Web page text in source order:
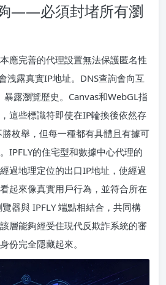
——必須封堵所有瀏
應完善的代理設置無法保護匿名性
洩露真實IP地址。DNS查詢會向互
露瀏覽歷史。Canvas和WebGL指
這些標識符即使在IP輪換後依然存
枚舉，但每一種都有具體且有據可
IPFLY的住宅型和數據中心代理的
過地理定位的出口IP地址，使經過
起來像真實用戶行為，並符合所在
器與 IPFLY 端點相結合，共同構
層能夠經受住現代反欺詐系統的審
份完全隱藏起來。